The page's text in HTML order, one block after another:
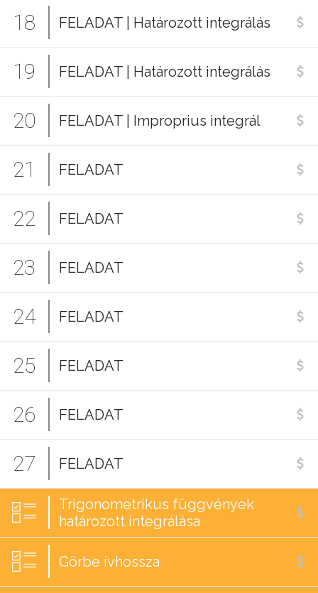
18 FELADAT | Határozott integrálás
19 FELADAT | Határozott integrálás
20 FELADAT | Improprius integrál
21 FELADAT
22 FELADAT
23 FELADAT
24 FELADAT
25 FELADAT
26 FELADAT
27 FELADAT
Trigonometrikus függvények
határozott integrálása
Görbe ívhossza